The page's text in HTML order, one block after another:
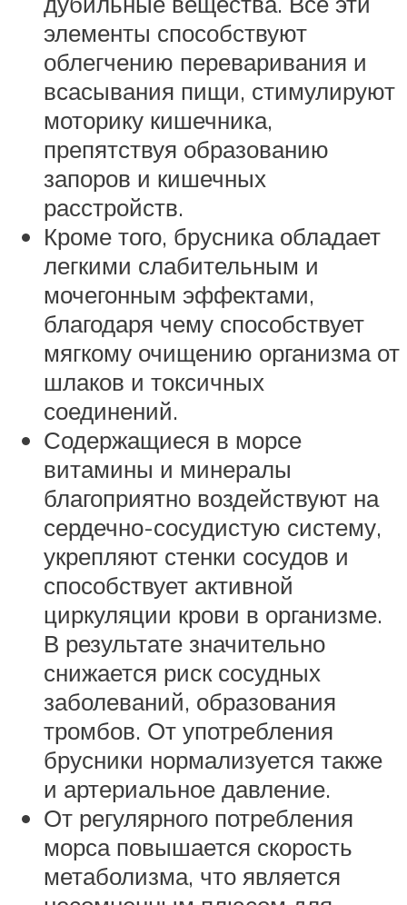
элементы способствуют
облегчению переваривания и
всасывания пищи, стимулируют
моторику кишечника,
препятствуя образованию
запоров и кишечных
расстройств.
Кроме того, брусника обладает
легкими слабительным и
мочегонным эффектами,
благодаря чему способствует
мягкому очищению организма от
шлаков и токсичных
соединений.
Содержащиеся в морсе
витамины и минералы
благоприятно воздействуют на
сердечно-сосудистую систему,
укрепляют стенки сосудов и
способствует активной
циркуляции крови в организме.
В результате значительно
снижается риск сосудных
заболеваний, образования
тромбов. От употребления
брусники нормализуется также
и артериальное давление.
От регулярного потребления
морса повышается скорость
метаболизма, что является